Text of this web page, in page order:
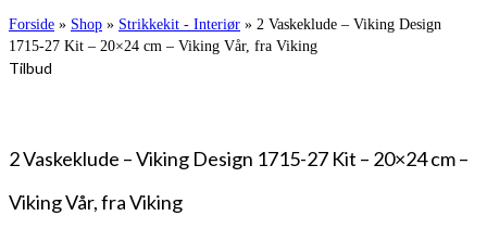
Forside » Shop » Strikkekit - Interiør » 2 Vaskeklude – Viking Design
1715-27 Kit – 20×24 cm – Viking Vår, fra Viking
Tilbud
2 Vaskeklude – Viking Design 1715-27 Kit – 20×24 cm –
Viking Vår, fra Viking